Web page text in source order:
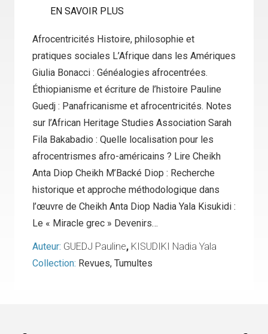
EN SAVOIR PLUS
Afrocentricités Histoire, philosophie et
pratiques sociales L’Afrique dans les Amériques
Giulia Bonacci : Généalogies afrocentrées.
Éthiopianisme et écriture de l’histoire Pauline
Guedj : Panafricanisme et afrocentricités. Notes
sur l’African Heritage Studies Association Sarah
Fila Bakabadio : Quelle localisation pour les
afrocentrismes afro-américains ? Lire Cheikh
Anta Diop Cheikh M’Backé Diop : Recherche
historique et approche méthodologique dans
l’œuvre de Cheikh Anta Diop Nadia Yala Kisukidi :
Le « Miracle grec » Devenirs…
Auteur: GUEDJ Pauline, KISUDIKI Nadia Yala
Collection: Revues, Tumultes